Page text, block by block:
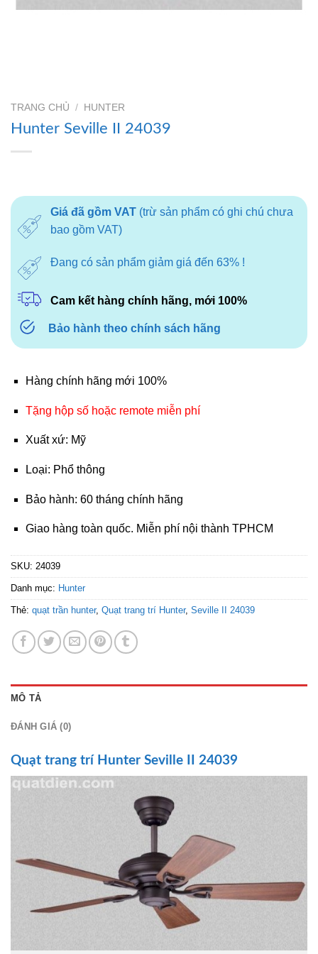
TRANG CHỦ / HUNTER
Hunter Seville II 24039
Giá đã gồm VAT(trừ sản phẩm có ghi chú chưa
bao gồm VAT)
Đang có sản phẩm giảm giá đến 63% !
Cam kết hàng chính hãng, mới 100%
Bảo hành theo chính sách hãng
Hàng chính hãng mới 100%
Tặng hộp số hoặc remote miễn phí
Xuất xứ: Mỹ
Loại: Phổ thông
Bảo hành: 60 tháng chính hãng
Giao hàng toàn quốc. Miễn phí nội thành TPHCM
SKU: 24039
Danh mục: Hunter
Thẻ: quạt trần hunter, Quạt trang trí Hunter, Seville II 24039
MÔ TẢ
ĐÁNH GIÁ (0)
Quạt trang trí Hunter Seville II 24039